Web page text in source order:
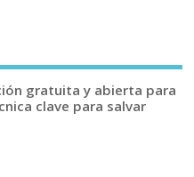
gratuita y abierta para
clave para salvar